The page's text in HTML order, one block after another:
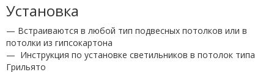
Установка
— Встраиваются в любой тип подвесных потолков или в
потолки из гипсокартона
— Инструкция по установке светильников в потолок типа
Грильято